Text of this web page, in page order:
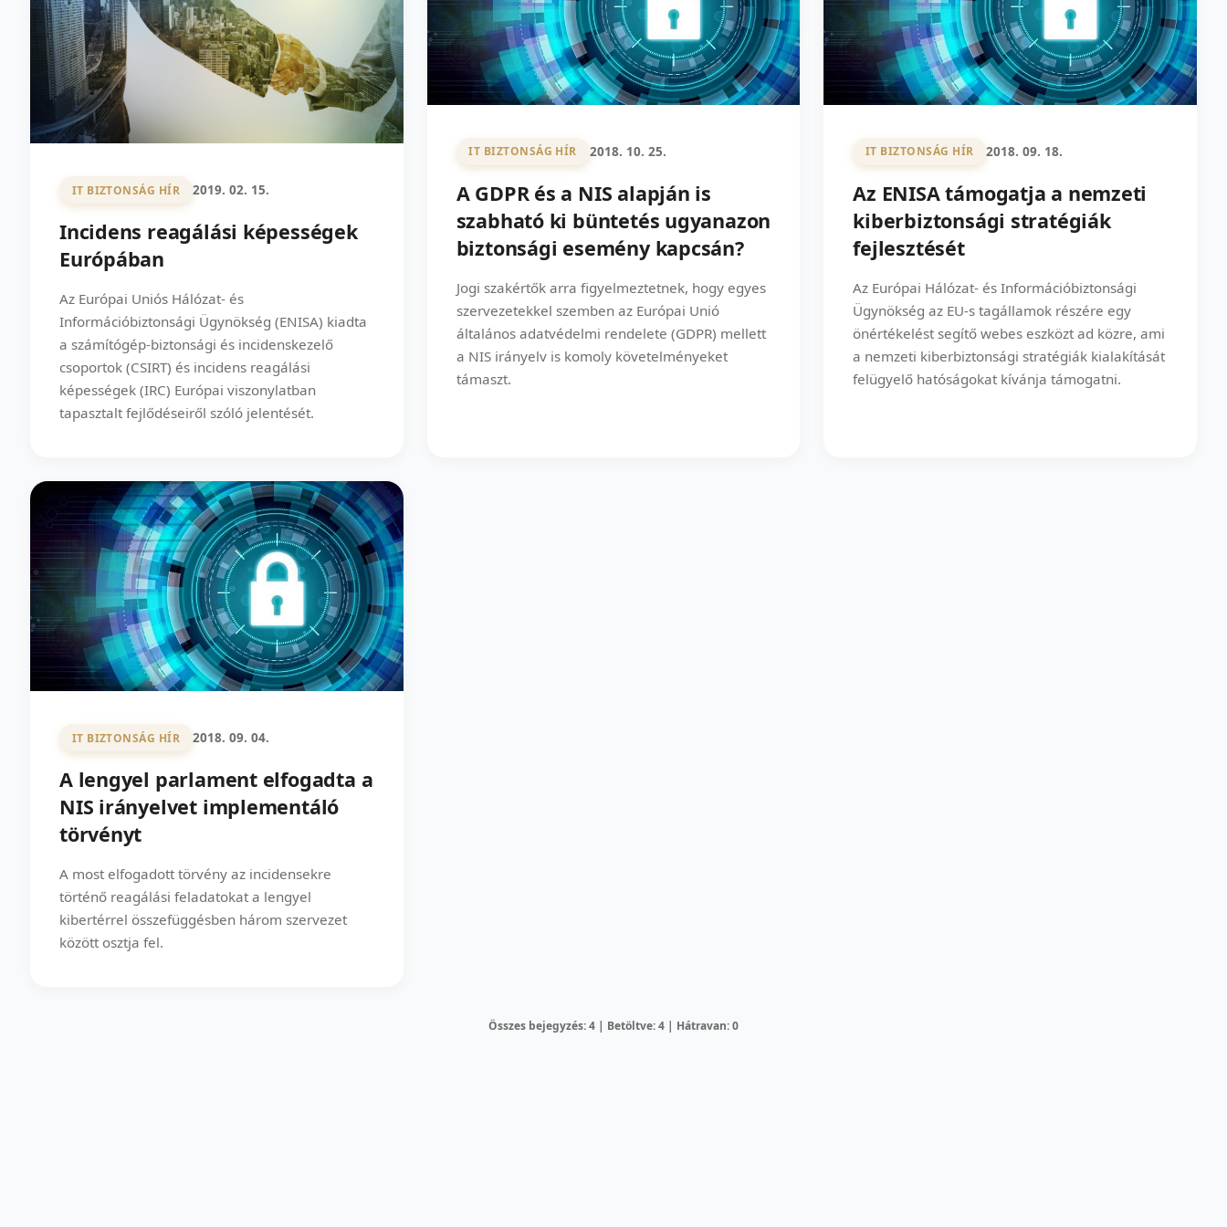
IT BIZTONSÁG HÍR 2019. 02. 15.
Incidens reagálási képességek
Európában
Az Európai Uniós Hálózat- és
Információbiztonsági Ügynökség (ENISA) kiadta
a számítógép-biztonsági és incidenskezelő
csoportok (CSIRT) és incidens reagálási
képességek (IRC) Európai viszonylatban
tapasztalt fejlődéseiről szóló jelentését.
IT BIZTONSÁG HÍR 2018. 10. 25.
A GDPR és a NIS alapján is
szabható ki büntetés ugyanazon
biztonsági esemény kapcsán?
Jogi szakértők arra figyelmeztetnek, hogy egyes
szervezetekkel szemben az Európai Unió
általános adatvédelmi rendelete (GDPR) mellett
a NIS irányelv is komoly követelményeket
támaszt.
IT BIZTONSÁG HÍR 2018. 09. 18.
Az ENISA támogatja a nemzeti
kiberbiztonsági stratégiák
fejlesztését
Az Európai Hálózat- és Információbiztonsági
Ügynökség az EU-s tagállamok részére egy
önértékelést segítő webes eszközt ad közre, ami
a nemzeti kiberbiztonsági stratégiák kialakítását
felügyelő hatóságokat kívánja támogatni.
IT BIZTONSÁG HÍR 2018. 09. 04.
A lengyel parlament elfogadta a
NIS irányelvet implementáló
törvényt
A most elfogadott törvény az incidensekre
történő reagálási feladatokat a lengyel
kibertérrel összefüggésben három szervezet
között osztja fel.
Összes bejegyzés: 4 | Betöltve: 4 | Hátravan: 0